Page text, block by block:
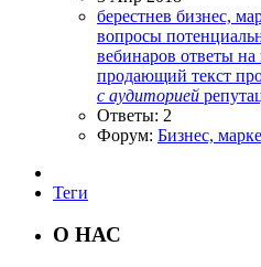
берестнев бизнес,
вопросы
вебинаров ответы
продающий текст
с аудиторией
Ответы: 2
Форум: Бизнес,
Теги
О НАС